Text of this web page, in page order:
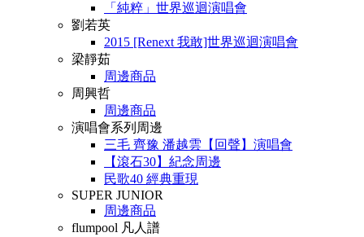
「純粹」世界巡迴演唱會
劉若英
2015 [Renext 我敢]世界巡迴演唱會
梁靜茹
周邊商品
周興哲
周邊商品
演唱會系列周邊
三毛 齊豫 潘越雲【回聲】演唱會
【滾石30】紀念周邊
民歌40 經典重現
SUPER JUNIOR
周邊商品
flumpool 凡人譜